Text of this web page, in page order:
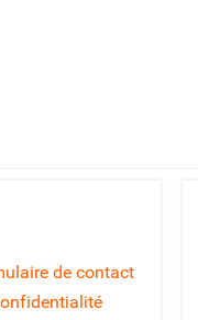
de contact